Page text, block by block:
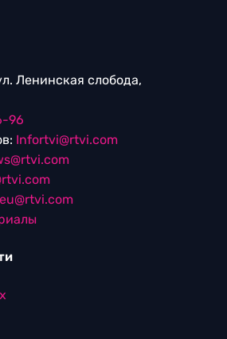
Ленинская слобода,
96
Infortvi@rtvi.com